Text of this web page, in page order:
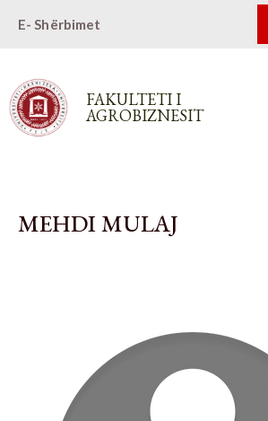
E- Shërbimet
FAKULTETI I
AGROBIZNESIT
MEHDI MULAJ